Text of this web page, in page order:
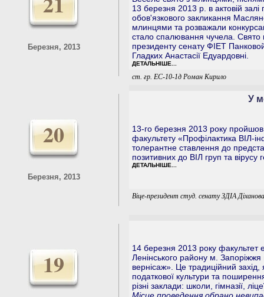
Березня, 2013
13 березня 2013 р. в актовій
обов'язкового закликання
млинцями та розважали
стало спалювання чучела. Свято
президенту сенату ФІЕТ
Гладких Анастасії Едуардовні.
ДЕТАЛЬНІШЕ...
ст. гр. ЕС-10-1д Роман Кирило
20
Березня, 2013
У
13-го березня 2013 року пройшов
факультету «Пpoфiлaктика BІЛ-
тoлеpaнтне cтaвлeння до
позитивних дo BIЛ груп та вірусу
ДЕТАЛЬНІШЕ...
Віце-президент студ. сенату ЗДІА
19
14 березня 2013 року факультет
Ленінського району м.
вернісаж». Це традиційний
податкової культури та
різні заклади: школи, гімназії,